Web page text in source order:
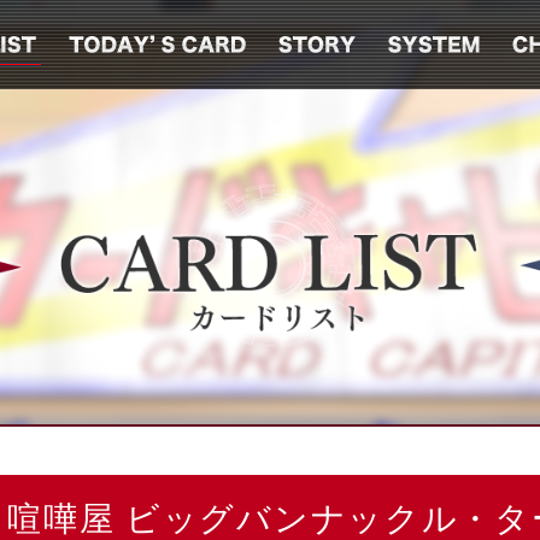
喧嘩屋 ビッグバンナックル・タ